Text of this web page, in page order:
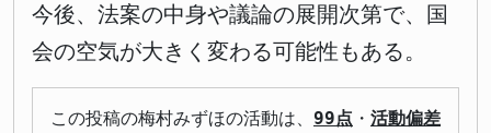
今後、法案の中身や議論の展開次第で、国
会の空気が大きく変わる可能性もある。
この投稿の梅村みずほの活動は、 99点 ・ 活動偏差